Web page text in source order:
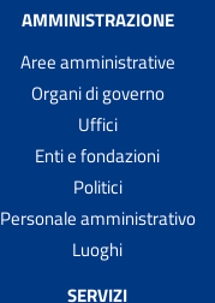
AMMINISTRAZIONE
Aree amministrative
Organi di governo
Uffici
Enti e fondazioni
Politici
Personale amministrativo
Luoghi
SERVIZI